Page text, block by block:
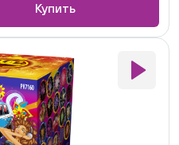
Купить